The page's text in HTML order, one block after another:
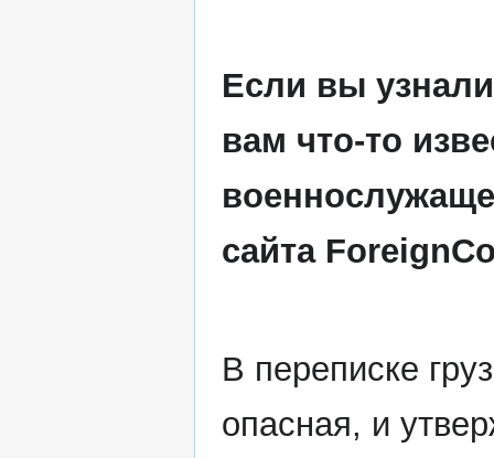
Если вы
вам что-то
сайта
В переписке
опасная, и